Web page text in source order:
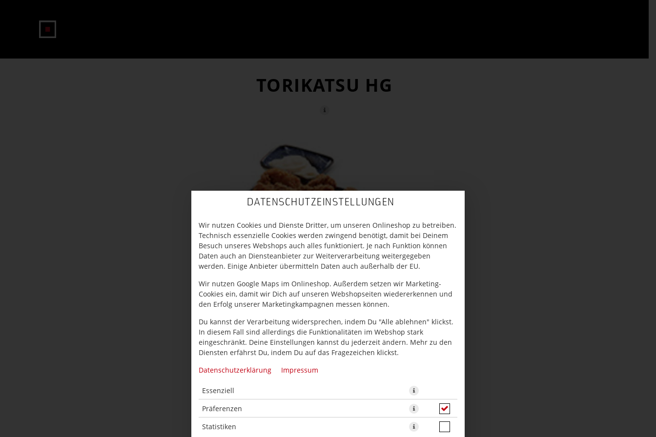
DATENSCHUTZEINSTELLUNGEN
Wir nutzen Cookies und Dienste Dritter, um unseren Onlineshop zu betreiben.
Technisch essenzielle Cookies werden zwingend benötigt, damit bei Deinem
Besuch unseres Webshops auch alles funktioniert. Je nach Funktion können
Daten auch an Diensteanbieter zur Weiterverarbeitung weitergegeben
werden. Einige Anbieter übermitteln Daten auch außerhalb der EU.
Wir nutzen Google Maps im Onlineshop. Außerdem setzen wir Marketing-
Cookies ein, damit wir Dich auf unseren Webshopseiten wiedererkennen und
den Erfolg unserer Marketingkampagnen messen können.
Du kannst der Verarbeitung widersprechen, indem Du "Alle ablehnen" klickst.
In diesem Fall sind allerdings die Funktionalitäten im Webshop stark
eingeschränkt. Deine Einstellungen kannst du jederzeit ändern. Mehr zu den
Diensten erfährst Du, indem Du auf das Fragezeichen klickst.
Datenschutzerklärung
Impressum
Essenziell
Präferenzen
Statistiken
TORIKATSU HG
Torikatsu als Hauptgericht mit Beilagen
18,60 € *
* Die Preise können nach Auswahl des Stores variieren.